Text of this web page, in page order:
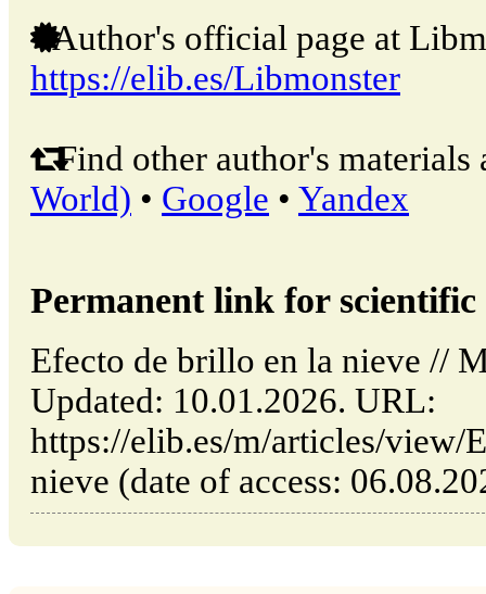
Author's official page at
https://elib.es/Libmonster
Find other author's materials
World) • Google • Yandex
Permanent link for
Efecto de brillo en la nieve //
Updated: 10.01.2026. URL:
https://elib.es/m/articles/view/
nieve (date of access: